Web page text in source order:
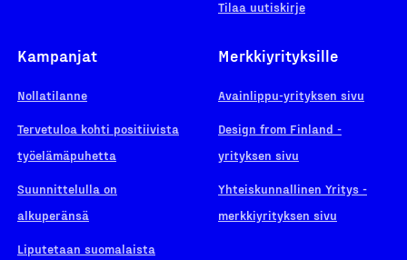
Tilaa uutiskirje
Kampanjat
Nollatilanne
Tervetuloa kohti positiivista
työelämäpuhetta
Suunnittelulla on
alkuperänsä
Liputetaan suomalaista
Merkkiyrityksille
Avainlippu-yrityksen sivu
Design from Finland -
yrityksen sivu
Yhteiskunnallinen Yritys -
merkkiyrityksen sivu